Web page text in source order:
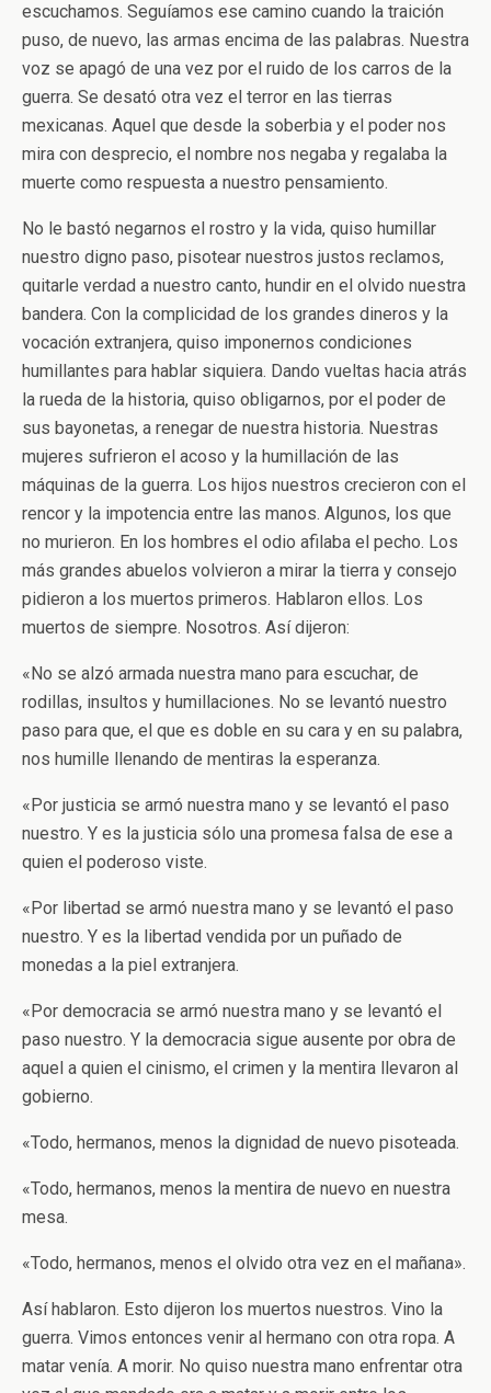
escuchamos. Seguíamos ese camino cuando la traición
puso, de nuevo, las armas encima de las palabras. Nuestra
voz se apagó de una vez por el ruido de los carros de la
guerra. Se desató otra vez el terror en las tierras
mexicanas. Aquel que desde la soberbia y el poder nos
mira con desprecio, el nombre nos negaba y regalaba la
muerte como respuesta a nuestro pensamiento.
No le bastó negarnos el rostro y la vida, quiso humillar
nuestro digno paso, pisotear nuestros justos reclamos,
quitarle verdad a nuestro canto, hundir en el olvido nuestra
bandera. Con la complicidad de los grandes dineros y la
vocación extranjera, quiso imponernos condiciones
humillantes para hablar siquiera. Dando vueltas hacia atrás
la rueda de la historia, quiso obligarnos, por el poder de
sus bayonetas, a renegar de nuestra historia. Nuestras
mujeres sufrieron el acoso y la humillación de las
máquinas de la guerra. Los hijos nuestros crecieron con el
rencor y la impotencia entre las manos. Algunos, los que
no murieron. En los hombres el odio afilaba el pecho. Los
más grandes abuelos volvieron a mirar la tierra y consejo
pidieron a los muertos primeros. Hablaron ellos. Los
muertos de siempre. Nosotros. Así dijeron:
«No se alzó armada nuestra mano para escuchar, de
rodillas, insultos y humillaciones. No se levantó nuestro
paso para que, el que es doble en su cara y en su palabra,
nos humille llenando de mentiras la esperanza.
«Por justicia se armó nuestra mano y se levantó el paso
nuestro. Y es la justicia sólo una promesa falsa de ese a
quien el poderoso viste.
«Por libertad se armó nuestra mano y se levantó el paso
nuestro. Y es la libertad vendida por un puñado de
monedas a la piel extranjera.
«Por democracia se armó nuestra mano y se levantó el
paso nuestro. Y la democracia sigue ausente por obra de
aquel a quien el cinismo, el crimen y la mentira llevaron al
gobierno.
«Todo, hermanos, menos la dignidad de nuevo pisoteada.
«Todo, hermanos, menos la mentira de nuevo en nuestra
mesa.
«Todo, hermanos, menos el olvido otra vez en el mañana».
Así hablaron. Esto dijeron los muertos nuestros. Vino la
guerra. Vimos entonces venir al hermano con otra ropa. A
matar venía. A morir. No quiso nuestra mano enfrentar otra